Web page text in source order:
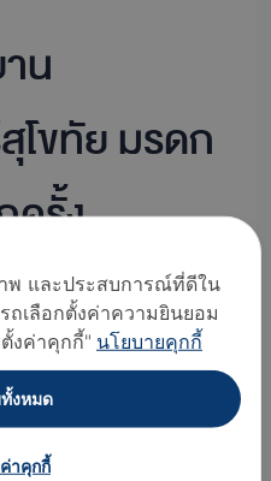
น
โขทัย มรดก
ครั้ง
Writer
ทยานประวัติศาสตร์
พ และประสบการณ์ที่ดีใน
ถเลือกตั้งค่าความยินยอม
งค่าคุกกี้" นโยบายคุกกี้
งหมด
าคุกกี้